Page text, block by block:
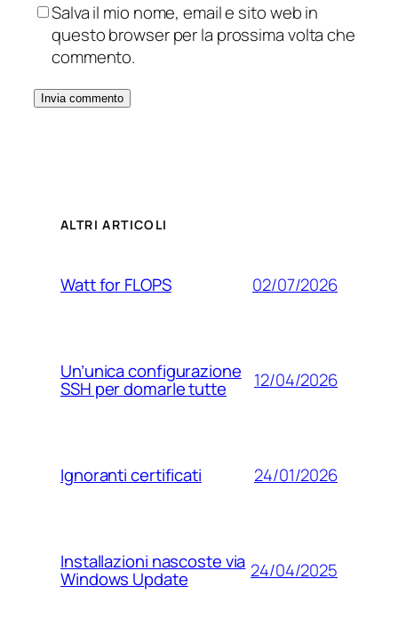
Salva il mio nome, email e sito web in
questo browser per la prossima volta che
commento.
ALTRI ARTICOLI
Watt for FLOPS 02/07/2026
Un’unica configurazione
SSH per domarle tutte 12/04/2026
Ignoranti certificati 24/01/2026
Installazioni nascoste via
Windows Update 24/04/2025